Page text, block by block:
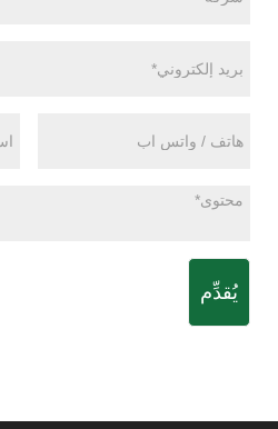
يُقدِّم